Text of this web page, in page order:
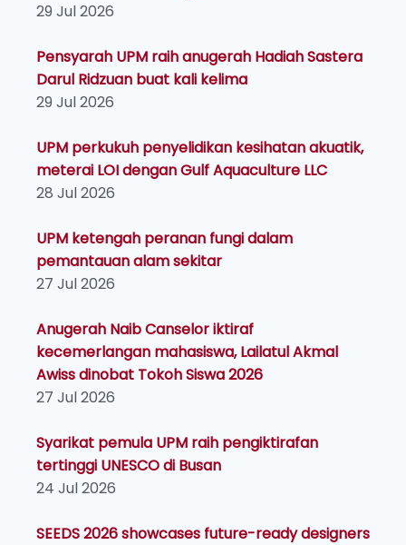
29 Jul 2026
Pensyarah UPM raih anugerah Hadiah Sastera
Darul Ridzuan buat kali kelima
29 Jul 2026
UPM perkukuh penyelidikan kesihatan akuatik,
meterai LOI dengan Gulf Aquaculture LLC
28 Jul 2026
UPM ketengah peranan fungi dalam
pemantauan alam sekitar
27 Jul 2026
Anugerah Naib Canselor iktiraf
kecemerlangan mahasiswa, Lailatul Akmal
Awiss dinobat Tokoh Siswa 2026
27 Jul 2026
Syarikat pemula UPM raih pengiktirafan
tertinggi UNESCO di Busan
24 Jul 2026
SEEDS 2026 showcases future-ready designers